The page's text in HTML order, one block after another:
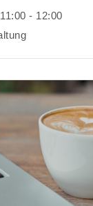
- 12:00